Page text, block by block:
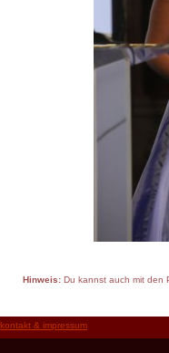
Hinweis:Du kannst auch mit den
kontakt & impressum